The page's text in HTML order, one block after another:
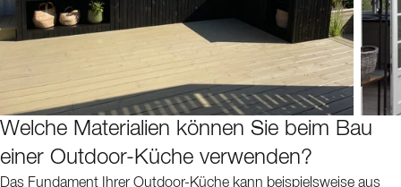
Welche Materialien können Sie beim Bau
einer Outdoor-Küche verwenden?
Das Fundament Ihrer Outdoor-Küche kann beispielsweise aus